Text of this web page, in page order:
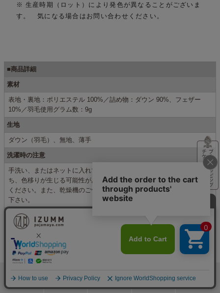
ホーム カート おねむりフェア
※ 生産時期（ロット）により発色が異なることがございま
す。 気になる場合はお問い合わせください。
■商品詳細
素材
表地・裏地：ポリエステル 100%／詰め物：ダウン 90%、フェザー
10%／羽毛使用グラム数：9g
生地
ダウン（羽毛）、無地、薄手
洗濯時の注意
手洗い、またはネットに入れて弱流いをお勧めします。濃色系は色落
ち、色移りが生じる可能性があるため、淡色ものとの共洗いはお避け
ください。また、乾燥機のご使用は避け、洗濯後は形を整えて干して
下さい。
生産国
日本
サイズ(cm)
【ネックウォーマー本体】15×90
カラー